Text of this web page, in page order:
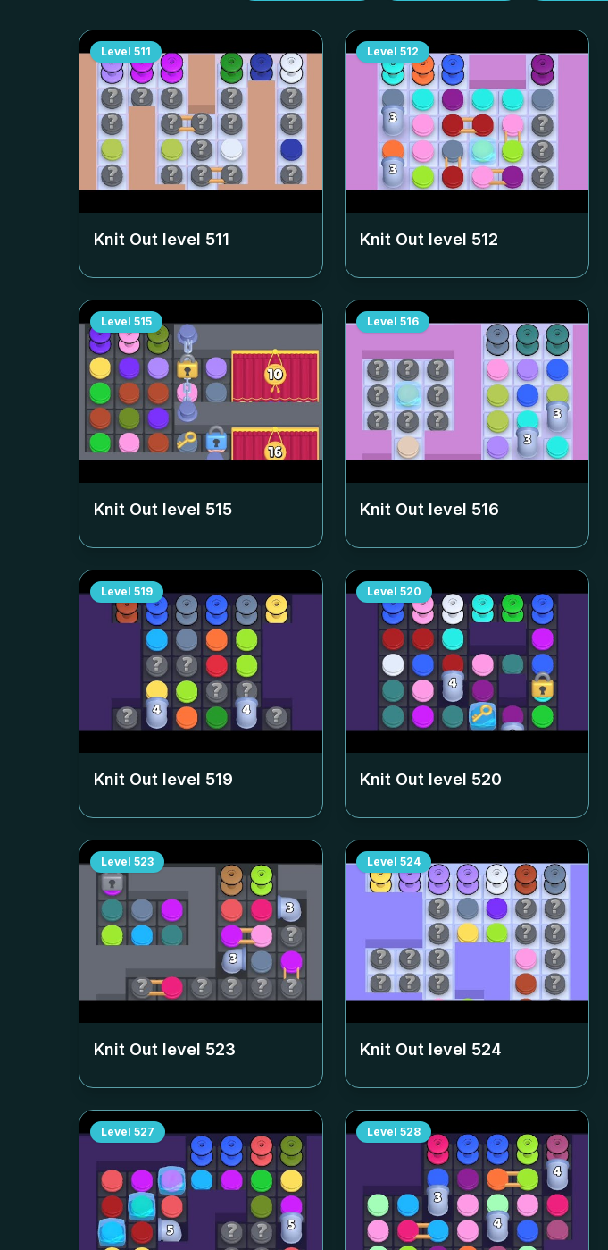
Level 511
Knit Out level 511
Level 512
Knit Out level 512
Level 515
Knit Out level 515
Level 516
Knit Out level 516
Level 519
Knit Out level 519
Level 520
Knit Out level 520
Level 523
Knit Out level 523
Level 524
Knit Out level 524
Level 527 Level 528